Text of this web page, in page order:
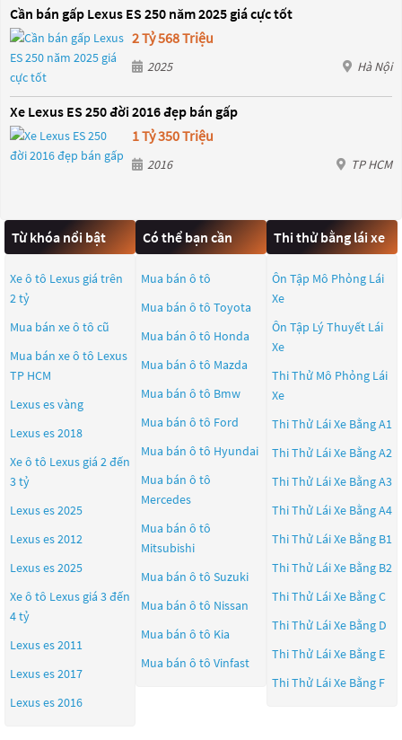
Cần bán gấp Lexus ES 250 năm 2025 giá cực tốt
2 Tỷ 568 Triệu
2025 Hà Nội
Xe Lexus ES 250 đời 2016 đẹp bán gấp
1 Tỷ 350 Triệu
2016 TP HCM
Từ khóa nổi bật
Xe ô tô Lexus giá trên
2 tỷ
Mua bán xe ô tô cũ
Mua bán xe ô tô Lexus
TP HCM
Lexus es vàng
Lexus es 2018
Xe ô tô Lexus giá 2 đến
3 tỷ
Lexus es 2025
Lexus es 2012
Lexus es 2025
Xe ô tô Lexus giá 3 đến
4 tỷ
Lexus es 2011
Lexus es 2017
Lexus es 2016
Có thể bạn cần
Mua bán ô tô
Mua bán ô tô Toyota
Mua bán ô tô Honda
Mua bán ô tô Mazda
Mua bán ô tô Bmw
Mua bán ô tô Ford
Mua bán ô tô Hyundai
Mua bán ô tô
Mercedes
Mua bán ô tô
Mitsubishi
Mua bán ô tô Suzuki
Mua bán ô tô Nissan
Mua bán ô tô Kia
Mua bán ô tô Vinfast
Thi thử bằng lái xe
Ôn Tập Mô Phỏng Lái
Xe
Ôn Tập Lý Thuyết Lái
Xe
Thi Thử Mô Phỏng Lái
Xe
Thi Thử Lái Xe Bằng A1
Thi Thử Lái Xe Bằng A2
Thi Thử Lái Xe Bằng A3
Thi Thử Lái Xe Bằng A4
Thi Thử Lái Xe Bằng B1
Thi Thử Lái Xe Bằng B2
Thi Thử Lái Xe Bằng C
Thi Thử Lái Xe Bằng D
Thi Thử Lái Xe Bằng E
Thi Thử Lái Xe Bằng F